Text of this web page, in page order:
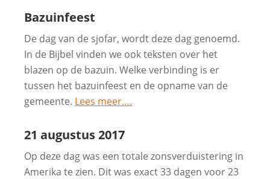
Bazuinfeest
De dag van de sjofar, wordt deze dag genoemd.
In de Bijbel vinden we ook teksten over het
blazen op de bazuin. Welke verbinding is er
tussen het bazuinfeest en de opname van de
gemeente. Lees meer….
21 augustus 2017
Op deze dag was een totale zonsverduistering in
Amerika te zien. Dit was exact 33 dagen voor 23